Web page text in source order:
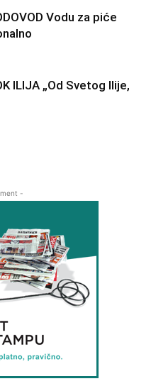
Vodu za piće
ILIJA „Od Svetog Ilije,
-